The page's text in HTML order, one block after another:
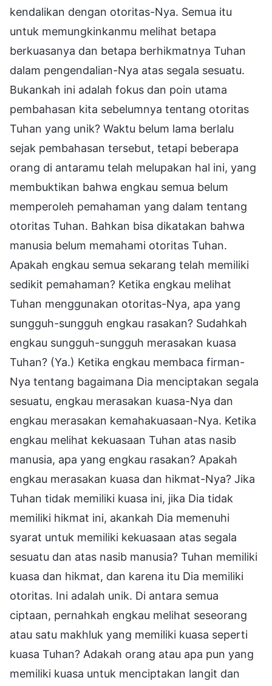
kendalikan dengan otoritas-Nya. Semua itu
untuk memungkinkanmu melihat betapa
berkuasanya dan betapa berhikmatnya Tuhan
dalam pengendalian-Nya atas segala sesuatu.
Bukankah ini adalah fokus dan poin utama
pembahasan kita sebelumnya tentang otoritas
Tuhan yang unik? Waktu belum lama berlalu
sejak pembahasan tersebut, tetapi beberapa
orang di antaramu telah melupakan hal ini, yang
membuktikan bahwa engkau semua belum
memperoleh pemahaman yang dalam tentang
otoritas Tuhan. Bahkan bisa dikatakan bahwa
manusia belum memahami otoritas Tuhan.
Apakah engkau semua sekarang telah memiliki
sedikit pemahaman? Ketika engkau melihat
Tuhan menggunakan otoritas-Nya, apa yang
sungguh-sungguh engkau rasakan? Sudahkah
engkau sungguh-sungguh merasakan kuasa
Tuhan? (Ya.) Ketika engkau membaca firman-
Nya tentang bagaimana Dia menciptakan segala
sesuatu, engkau merasakan kuasa-Nya dan
engkau merasakan kemahakuasaan-Nya. Ketika
engkau melihat kekuasaan Tuhan atas nasib
manusia, apa yang engkau rasakan? Apakah
engkau merasakan kuasa dan hikmat-Nya? Jika
Tuhan tidak memiliki kuasa ini, jika Dia tidak
memiliki hikmat ini, akankah Dia memenuhi
syarat untuk memiliki kekuasaan atas segala
sesuatu dan atas nasib manusia? Tuhan memiliki
kuasa dan hikmat, dan karena itu Dia memiliki
otoritas. Ini adalah unik. Di antara semua
ciptaan, pernahkah engkau melihat seseorang
atau satu makhluk yang memiliki kuasa seperti
kuasa Tuhan? Adakah orang atau apa pun yang
memiliki kuasa untuk menciptakan langit dan